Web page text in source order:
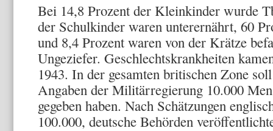
Bei 14,8 Prozent der Kleinkin­der wurde
der Schulkinder waren unterernährt, 60
und 8,4 Prozent waren von der Krätze
Ungeziefer. Geschlechtskrankheiten
1943. In der gesamten britischen Zone
Angaben der Militärregie­rung 10.000
gegeben haben. Nach Schätzungen
100.000, deut­sche Behörden